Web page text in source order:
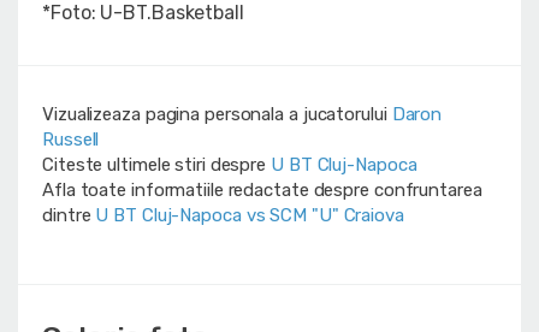
*Foto: U-BT.Basketball
Vizualizeaza pagina personala a jucatorului Daron
Russell
Citeste ultimele stiri despre U BT Cluj-Napoca
Afla toate informatiile redactate despre confruntarea
dintre U BT Cluj-Napoca vs SCM "U" Craiova